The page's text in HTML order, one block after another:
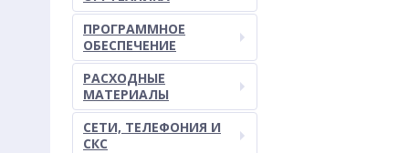
ПРОГРАММНОЕ
ОБЕСПЕЧЕНИЕ
РАСХОДНЫЕ
МАТЕРИАЛЫ
СЕТИ, ТЕЛЕФОНИЯ И
СКС